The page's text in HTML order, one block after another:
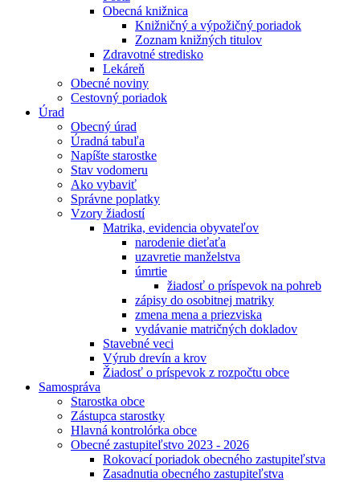
Obecná knižnica
Knižničný a výpožičný poriadok
Zoznam knižných titulov
Zdravotné stredisko
Lekáreň
Obecné noviny
Cestovný poriadok
Úrad
Obecný úrad
Úradná tabuľa
Napíšte starostke
Stav vodomeru
Ako vybaviť
Správne poplatky
Vzory žiadostí
Matrika, evidencia obyvateľov
narodenie dieťaťa
uzavretie manželstva
úmrtie
žiadosť o príspevok na pohreb
zápisy do osobitnej matriky
zmena mena a priezviska
vydávanie matričných dokladov
Stavebné veci
Výrub drevín a krov
Žiadosť o príspevok z rozpočtu obce
Samospráva
Starostka obce
Zástupca starostky
Hlavná kontrolórka obce
Obecné zastupiteľstvo 2023 - 2026
Rokovací poriadok obecného zastupiteľstva
Zasadnutia obecného zastupiteľstva